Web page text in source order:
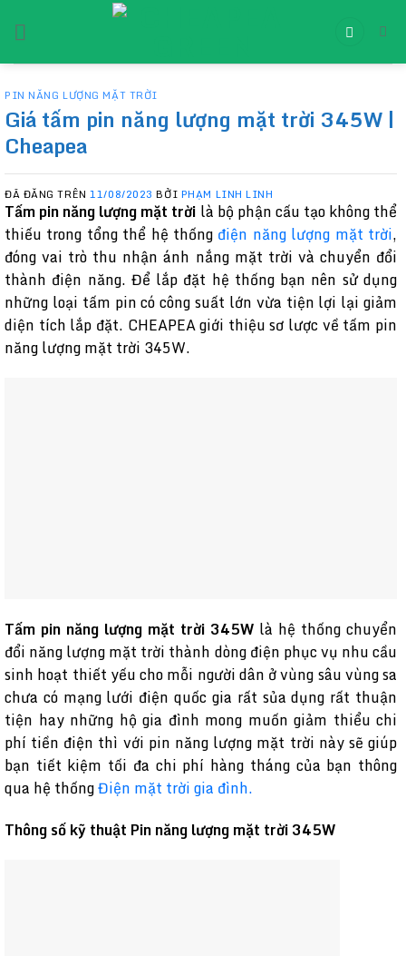
đến
PIN NĂNG LƯỢNG MẶT TRỜI
Giá tấm pin năng lượng mặt trời 345W |
Cheapea
ĐÃ ĐĂNG TRÊN11/08/2023 BỞI PHẠM LINH LINH
Tấm pin năng lượng mặt trời là bộ phận cấu tạo không thể
thiếu trong tổng thể hệ thống điện năng lượng mặt trời,
đóng vai trò thu nhận ánh nắng mặt trời và chuyển đổi
thành điện năng. Để lắp đặt hệ thống bạn nên sử dụng
những loại tấm pin có công suất lớn vừa tiện lợi lại giảm
diện tích lắp đặt. CHEAPEA giới thiệu sơ lược về tấm pin
năng lượng mặt trời 345W.
Tấm pin năng lượng mặt trời 345W là hệ thống chuyển
đổi năng lượng mặt trời thành dòng điện phục vụ nhu cầu
sinh hoạt thiết yếu cho mỗi người dân ở vùng sâu vùng sa
chưa có mạng lưới điện quốc gia rất sủa dụng rất thuận
tiện hay những hộ gia đình mong muốn giảm thiểu chi
phí tiền điện thì với pin năng lượng mặt trời này sẽ giúp
bạn tiết kiệm tối đa chi phí hàng tháng của bạn thông
qua hệ thốngĐiện mặt trời gia đình.
Thông số kỹ thuật Pin năng lượng mặt trời 345W